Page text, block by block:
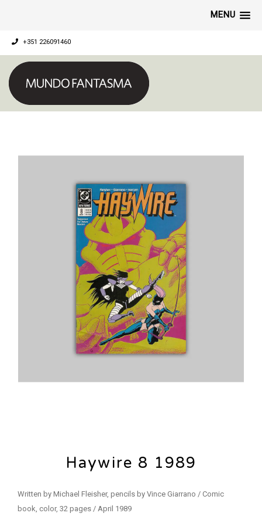
MENU
+351 226091460
Haywire 8 1989
Written by Michael Fleisher, pencils by Vince Giarrano / Comic
book, color, 32 pages / April 1989